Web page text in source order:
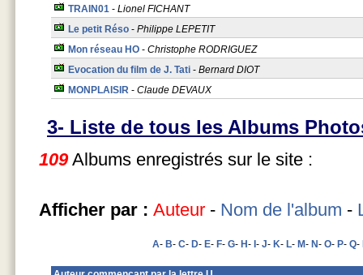
TRAIN01 - Lionel FICHANT
Le petit Réso - Philippe LEPETIT
Mon réseau HO - Christophe RODRIGUEZ
Evocation du film de J. Tati - Bernard DIOT
MONPLAISIR - Claude DEVAUX
3- Liste de tous les Albums
109Albums enregistrés sur le site :
Afficher par : Auteur - Nom de l'album -
A- B- C- D- E- F- G- H- - J- K- L- M- N- O- P- Q-